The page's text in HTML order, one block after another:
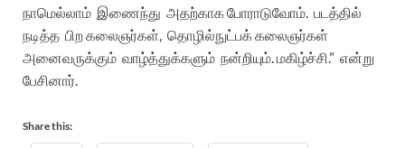
நாமெல்லாம் இணைந்து அதற்காகபோராடுவோம். படத்தில்
நடித்த பிறகலைஞர்கள், தொழில்நுட்பக்கலைஞர்கள்
அனைவருக்கும் வாழ்த்துக்களும் நன்றியும்.மகிழ்ச்சி.” என்று
பேசினார்.
Share this: